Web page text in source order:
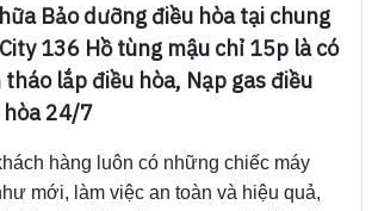
Bảo dưỡng điều hòa tại chung
136 Hồ tùng mậu chỉ 15p là có
lắp điều hòa, Nạp gas điều
hòa 24/7
hàng luôn có những chiếc máy
mới, làm việc an toàn và hiệu quả,